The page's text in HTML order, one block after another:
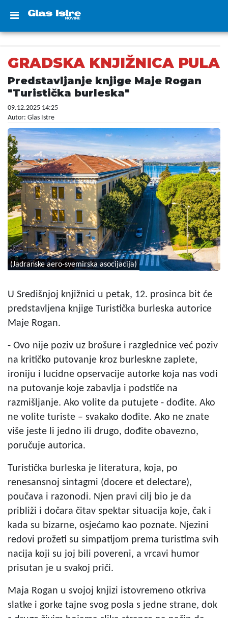
GRADSKA KNJIŽNICA PULA
Predstavljanje knjige Maje Rogan
"Turistička burleska"
09.12.2025 14:25
Autor: Glas Istre
(Jadranske aero-svemirska asocijacija)
U Središnjoj knjižnici u petak, 12. prosinca bit će
predstavljena knjige Turistička burleska autorice
Maje Rogan.
- Ovo nije poziv uz brošure i razglednice već poziv
na kritičko putovanje kroz burleskne zaplete,
ironiju i lucidne opservacije autorke koja nas vodi
na putovanje koje zabavlja i podstiče na
razmišljanje. Ako volite da putujete - dođite. Ako
ne volite turiste – svakako dođite. Ako ne znate
više jeste li jedno ili drugo, dođite obavezno,
poručuje autorica.
Turistička burleska je literatura, koja, po
renesansnoj sintagmi (docere et delectare),
poučava i razonodi. Njen pravi cilj bio je da
približi i dočara čitav spektar situacija koje, čak i
kada su bizarne, osjećamo kao poznate. Njezini
redovi prožeti su simpatijom prema turistima svih
nacija koji su joj bili povereni, a vrcavi humor
prisutan je u svakoj priči.
Maja Rogan u svojoj knjizi istovremeno otkriva
slatke i gorke tajne svog posla s jedne strane, dok